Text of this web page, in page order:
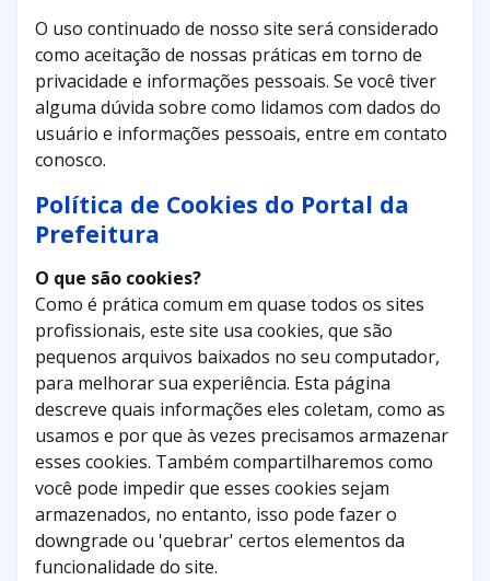
O uso continuado de nosso site será considerado
como aceitação de nossas práticas em torno de
privacidade e informações pessoais. Se você tiver
alguma dúvida sobre como lidamos com dados do
usuário e informações pessoais, entre em contato
conosco.
Política de Cookies do Portal da
Prefeitura
O que são cookies?
Como é prática comum em quase todos os sites
profissionais, este site usa cookies, que são
pequenos arquivos baixados no seu computador,
para melhorar sua experiência. Esta página
descreve quais informações eles coletam, como as
usamos e por que às vezes precisamos armazenar
esses cookies. Também compartilharemos como
você pode impedir que esses cookies sejam
armazenados, no entanto, isso pode fazer o
downgrade ou 'quebrar' certos elementos da
funcionalidade do site.